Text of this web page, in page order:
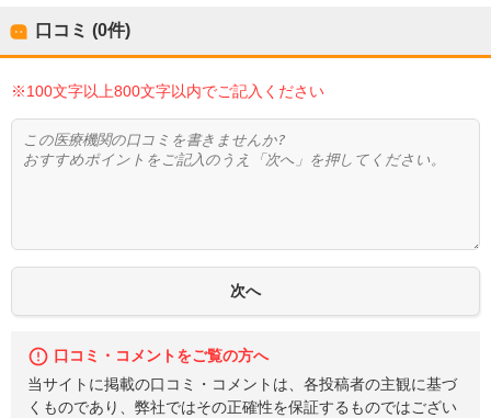
口コミ (0件)
※100文字以上800文字以内でご記入ください
口コミ・コメントをご覧の方へ
当サイトに掲載の口コミ・コメントは、各投稿者の主観に基づ
くものであり、弊社ではその正確性を保証するものではござい